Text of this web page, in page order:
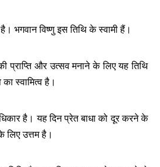
भगवान विष्णु इस तिथि के स्वामी हैं।
प्राप्ति और उत्सव मनाने के लिए यह तिथि
स्वामित्व है।
है। यह दिन प्रेत बाधा को दूर करने के
लिए उत्तम है।